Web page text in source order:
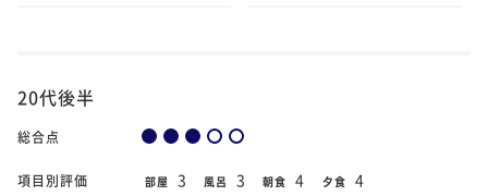
20代後半
総合点
項目別評価 部屋 3 風呂 3 朝食 4 夕食 4